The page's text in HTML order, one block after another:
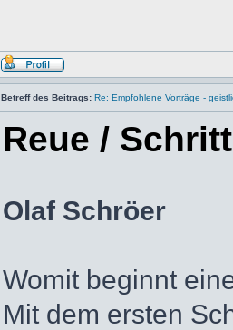
Betreff des Beitrags: Re: Empfohlene Vorträge -
Reue /
Olaf Schröer
Womit beginnt
Mit dem ersten